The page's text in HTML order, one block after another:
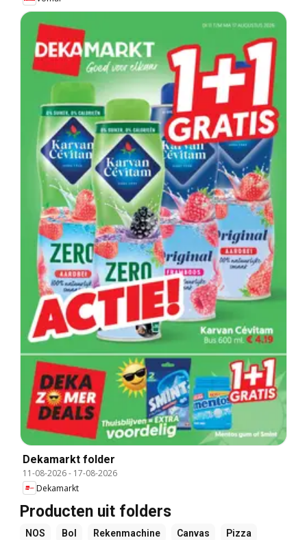
Dekamarkt folder
11-08-2026- 17-08-2026
Dekamarkt
Producten uit folders
NOS Bol Rekenmachine Canvas Pizza